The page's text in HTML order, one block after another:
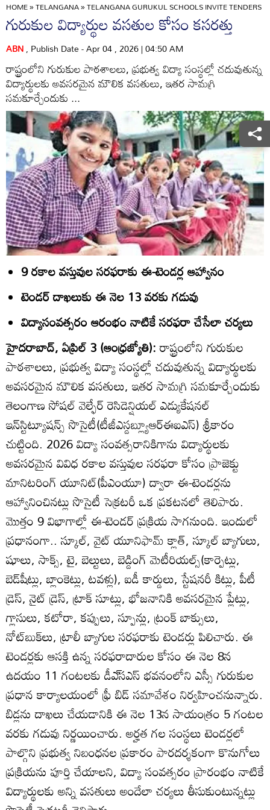
HOME»TELANGANA»TELANGANA GURUKUL SCHOOLS INVITE TENDERS
గురుకుల విద్యార్థుల వసతుల కోసం కసరత్తు
ABN, Publish Date - Apr 04 , 2026 | 04:50 AM
రాష్ట్రంలోని గురుకుల పాఠశాలలు, ప్రభుత్వ విద్యా సంస్థల్లో చదువుతున్న
విద్యార్థులకు అవసరమైన మౌలిక వసతులు, ఇతర సామగ్రి
సమకూర్చేందుకు ...
9 రకాల వస్తువుల సరఫరాకు ఈ-టెండర్ల ఆహ్వానం
టెండర్‌ దాఖలుకు ఈ నెల 13 వరకు గడువు
విద్యాసంవత్సరం ఆరంభం నాటికే సరఫరా చేసేలా చర్యలు
హైదరాబాద్‌, ఏప్రిల్‌ 3 (ఆంధ్రజ్యోతి):రాష్ట్రంలోని గురుకుల
పాఠశాలలు, ప్రభుత్వ విద్యా సంస్థల్లో చదువుతున్న విద్యార్థులకు
అవసరమైన మౌలిక వసతులు, ఇతర సామగ్రి సమకూర్చేందుకు
తెలంగాణ సోషల్‌ వెల్ఫేర్‌ రెసిడెన్షియల్‌ ఎడ్యుకేషనల్‌
ఇన్‌స్టిట్యూషన్స్‌ సొసైటీ(టీజీఎస్డబ్ల్యూఆర్‌ఈఐఎస్‌) శ్రీకారం
చుట్టింది. 2026 విద్యా సంవత్సరానికిగాను విద్యార్థులకు
అవసరమైన వివిధ రకాల వస్తువుల సరఫరా కోసం ప్రాజెక్టు
మానిటరింగ్‌ యూనిట్‌(పీఎంయూ) ద్వారా ఈ-టెండర్లను
ఆహ్వానించినట్లు సొసైటీ సెక్రటరీ ఒక ప్రకటనలో తెలిపారు.
మొత్తం 9 విభాగాల్లో ఈ-టెండర్‌ ప్రక్రియ సాగనుంది. ఇందులో
ప్రధానంగా.. స్కూల్‌, వైట్‌ యూనిఫామ్‌ క్లాత్‌, స్కూల్‌ బ్యాగులు,
షూలు, సాక్స్‌, టై, బెల్టులు, బెడ్డింగ్‌ మెటీరియల్స్‌(కార్పెట్లు,
బెడ్‌షీట్లు, బ్లాంకెట్లు, టవళ్లు), ఐడీ కార్డులు, స్టేషనరీ కిట్లు, పీటీ
డ్రెస్‌, నైట్‌ డ్రెస్‌, ట్రాక్‌ సూట్లు, భోజనానికి అవసరమైన ప్లేట్లు,
గ్లాసులు, కటోరా, కప్పులు, స్పూన్లు, ట్రంక్‌ బాక్సులు,
నోట్‌బుక్‌లు, ట్రాలీ బ్యాగుల సరఫరాకు టెండర్లు పిలిచారు. ఈ
టెండర్లకు ఆసక్తి ఉన్న సరఫరాదారుల కోసం ఈ నెల 8న
ఉదయం 11 గంటలకు డీఎ్‌సఎస్‌ భవనంలోని ఎస్సీ గురుకుల
ప్రధాన కార్యాలయంలో ఫ్రీ బిడ్‌ సమావేశం నిర్వహించనున్నారు.
బిడ్లను దాఖలు చేయడానికి ఈ నెల 13న సాయంత్రం 5 గంటల
వరకు గడువు నిర్ణయించారు. అర్హత గల సంస్థలు టెండర్లలో
పాల్గొని ప్రభుత్వ నిబంధనల ప్రకారం పారదర్శకంగా కొనుగోలు
ప్రక్రియను పూర్తి చేయాలని, విద్యా సంవత్సరం ప్రారంభం నాటికే
విద్యార్థులకు అన్ని వసతులు అందేలా చర్యలు తీసుకుంటున్నట్లు